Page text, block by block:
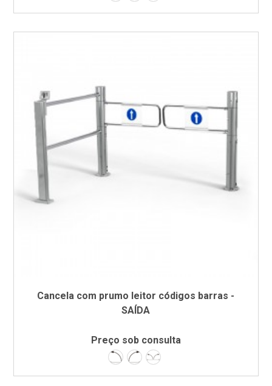
Cancela com prumo leitor códigos barras -
SAÍDA
Preço sob consulta
Esquerda
DireitaDupla